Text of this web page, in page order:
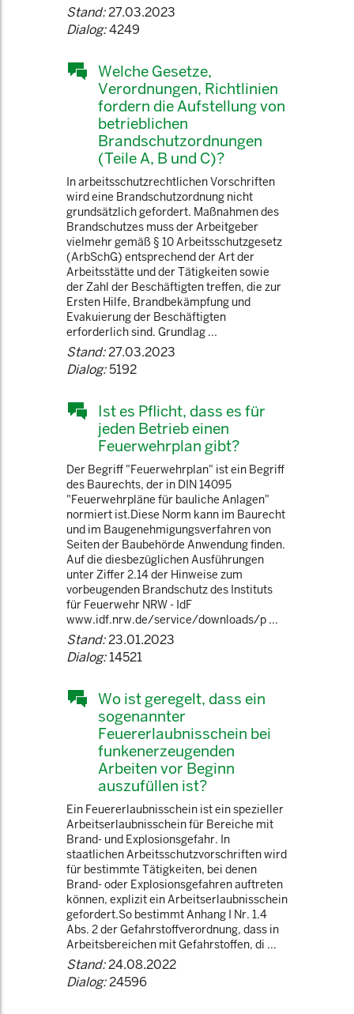
Stand:27.03.2023
Dialog:4249
Welche Gesetze,
Verordnungen, Richtlinien
fordern die Aufstellung von
betrieblichen
Brandschutzordnungen
(Teile A, B und C)?
In arbeitsschutzrechtlichen Vorschriften
wird eine Brandschutzordnung nicht
grundsätzlich gefordert. Maßnahmen des
Brandschutzes muss der Arbeitgeber
vielmehr gemäß § 10 Arbeitsschutzgesetz
(ArbSchG) entsprechend der Art der
Arbeitsstätte und der Tätigkeiten sowie
der Zahl der Beschäftigten treffen, die zur
Ersten Hilfe, Brandbekämpfung und
Evakuierung der Beschäftigten
erforderlich sind. Grundlag ...
Stand:27.03.2023
Dialog:5192
Ist es Pflicht, dass es für
jeden Betrieb einen
Feuerwehrplan gibt?
Der Begriff "Feuerwehrplan" ist ein Begriff
des Baurechts, der in DIN 14095
"Feuerwehrpläne für bauliche Anlagen"
normiert ist.Diese Norm kann im Baurecht
und im Baugenehmigungsverfahren von
Seiten der Baubehörde Anwendung finden.
Auf die diesbezüglichen Ausführungen
unter Ziffer 2.14 der Hinweise zum
vorbeugenden Brandschutz des Instituts
für Feuerwehr NRW - IdF
www.idf.nrw.de/service/downloads/p ...
Stand:23.01.2023
Dialog:14521
Wo ist geregelt, dass ein
sogenannter
Feuererlaubnisschein bei
funkenerzeugenden
Arbeiten vor Beginn
auszufüllen ist?
Ein Feuererlaubnisschein ist ein spezieller
Arbeitserlaubnisschein für Bereiche mit
Brand- und Explosionsgefahr. In
staatlichen Arbeitsschutzvorschriften wird
für bestimmte Tätigkeiten, bei denen
Brand- oder Explosionsgefahren auftreten
können, explizit ein Arbeitserlaubnisschein
gefordert.So bestimmt Anhang I Nr. 1.4
Abs. 2 der Gefahrstoffverordnung, dass in
Arbeitsbereichen mit Gefahrstoffen, di ...
Stand:24.08.2022
Dialog:24596